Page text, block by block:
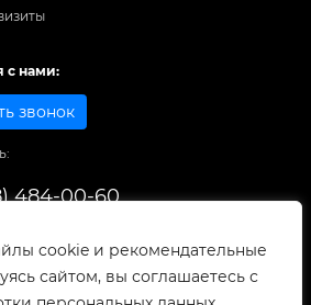
cookie и рекомендательные
сайтом, вы соглашаетесь с
с нами:
звонок
484-00-60
© 1998-2025